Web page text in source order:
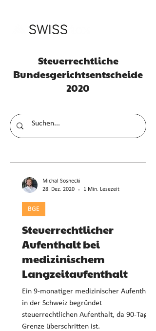
Steuerrechtliche
Bundesgerichtsentscheide
2020
Steuerrechtlicher
Aufenthalt bei
medizinischem
Langzeitaufenthalt
Ein 9-monatiger medizinischer Aufenthalt
in der Schweiz begründet
steuerrechtlichen Aufenthalt, da 90-Tage-
Grenze überschritten ist.
BGE
Michal Sosnecki
28. Dez. 2020
1 Min. Lesezeit